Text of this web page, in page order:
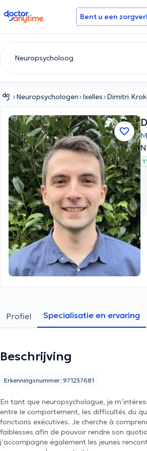
doctoranytime Bent u een
Neuropsychologen Ixelles Dimitri
1 '
Profiel Specialisatie en ervaring
Beschrijving
En tant que neuropsychologue, je
entre le comportement, les difficultés du
fonctions exécutives. Je cherche à
faiblesses afin de pouvoir rendre son
j’accompagne également les jeunes
Erkenningsnummer: 971237681